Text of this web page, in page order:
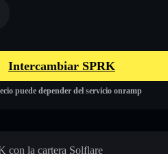
Intercambiar SPRK
puede depender del servicio onramp
con la cartera Solflare